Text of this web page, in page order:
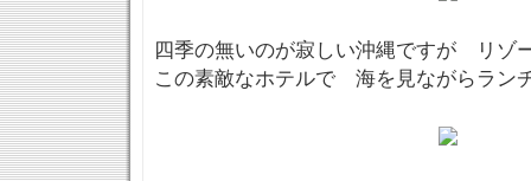
四季の無いのが寂しい沖縄ですが リゾ
この素敵なホテルで 海を見ながらラン